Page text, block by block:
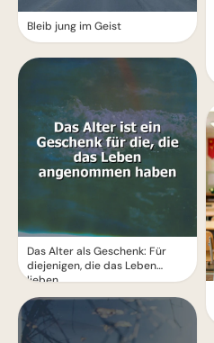
Bleib jung im Geist
Das Alter als Geschenk: Für
diejenigen, die das Leben
lieben